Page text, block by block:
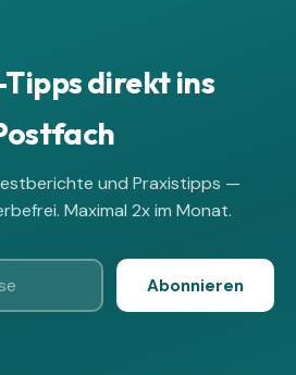
direkt ins
und Praxistipps —
Maximal 2x im Monat.
Abonnieren